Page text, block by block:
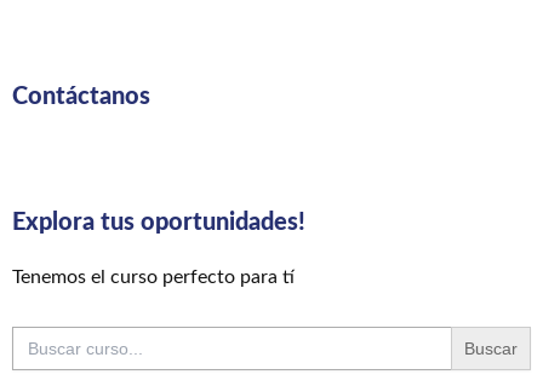
Contáctanos
Explora tus oportunidades!
Tenemos el curso perfecto para tí
Buscar: